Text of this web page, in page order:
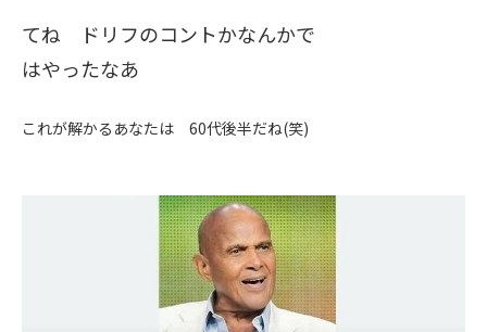
てね ドリフのコントかなんかで
はやったなあ
これが解かるあなたは 60代後半だね(笑)